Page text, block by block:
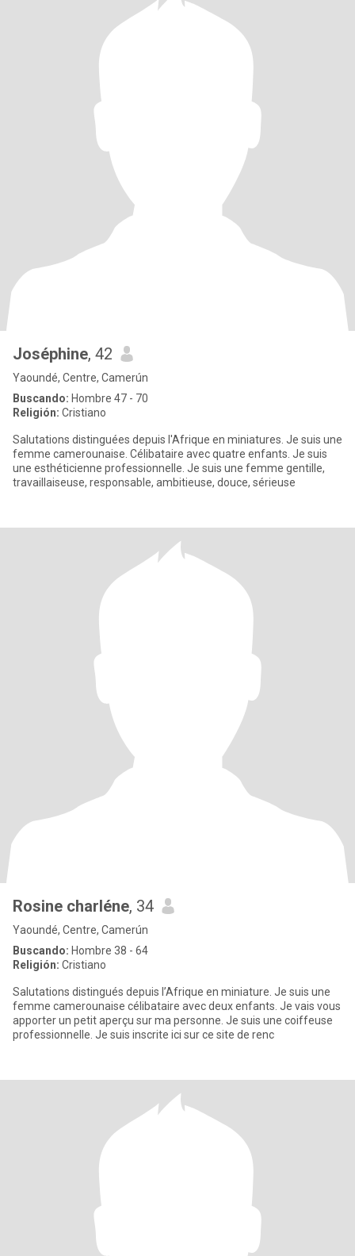
Joséphine, 42
Yaoundé, Centre, Camerún
Buscando: Hombre 47 - 70
Religión: Cristiano
Salutations distinguées depuis l'Afrique en miniatures. Je suis une
femme camerounaise. Célibataire avec quatre enfants. Je suis
une esthéticienne professionnelle. Je suis une femme gentille,
travaillaiseuse, responsable, ambitieuse, douce, sérieuse
Rosine charléne, 34
Yaoundé, Centre, Camerún
Buscando: Hombre 38 - 64
Religión: Cristiano
Salutations distingués depuis l’Afrique en miniature. Je suis une
femme camerounaise célibataire avec deux enfants. Je vais vous
apporter un petit aperçu sur ma personne. Je suis une coiffeuse
professionnelle. Je suis inscrite ici sur ce site de renc